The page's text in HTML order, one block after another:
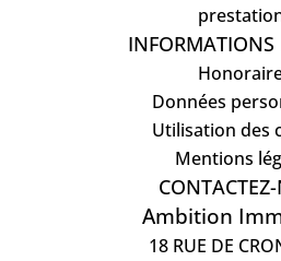
INFORMATIONS
Données
Utilisation des
Mentions
Ambition
18 RUE DE